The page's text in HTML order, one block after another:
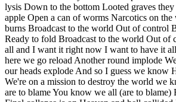
lysis Down to the bottom Looted graves
apple Open a can of worms Narcotics on
burns Broadcast to the world Out of control
Ready to fold Broadcast to the world Out of
all and I want it right now I want to have it
here we go reload Another round implode
our heads explode And so I guess we know
We're on a mission to destroy the world we
are to blame You know we all (are to blame)